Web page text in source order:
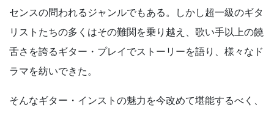
センスの問われるジャンルでもある。しかし超一級のギタ
リストたちの多くはその難関を乗り越え、歌い手以上の饒
舌さを誇るギター・プレイでストーリーを語り、様々なド
ラマを紡いできた。
そんなギター・インストの魅力を今改めて堪能するべく、